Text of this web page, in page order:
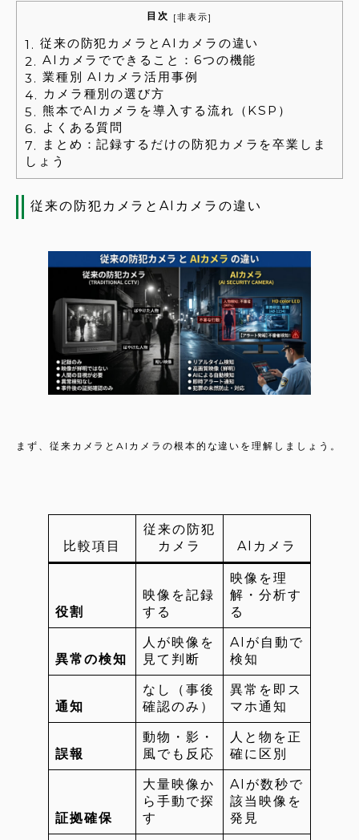
目次 [非表示]
1. 従来の防犯カメラとAIカメラの違い
2. AIカメラでできること：6つの機能
3. 業種別 AIカメラ活用事例
4. カメラ種別の選び方
5. 熊本でAIカメラを導入する流れ（KSP）
6. よくある質問
7.
まとめ：記録するだけの防犯カメラを卒業しま
しょう
従来の防犯カメラとAIカメラの違い
まず、従来カメラとAIカメラの根本的な違いを理解しましょう。
比較項目
従来の防犯
カメラ
AIカメラ
役割
映像を記録
する
映像を理
解・分析す
る
異常の検知
人が映像を
見て判断
AIが自動で
検知
通知
なし（事後
確認のみ）
異常を即ス
マホ通知
誤報
動物・影・
風でも反応
人と物を正
確に区別
証拠確保
大量映像か
ら手動で探
す
AIが数秒で
該当映像を
発見